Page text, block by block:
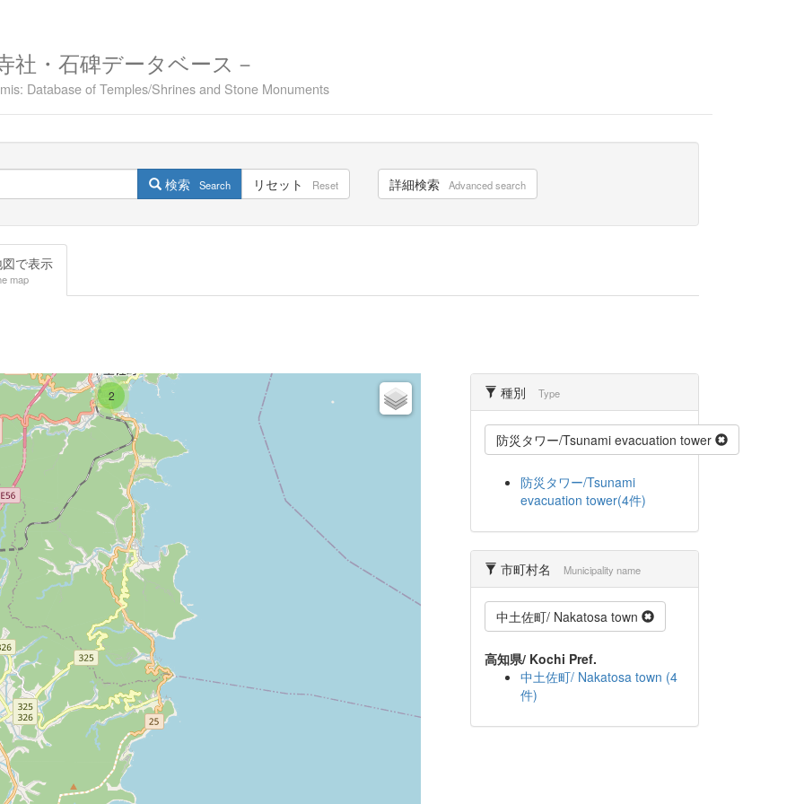
・石碑データベース－
Database of Temples/Shrines and Stone Monuments
検索 Search リセット Reset 詳細検索 Advanced search
で表示
map
2 種別 Type
防災タワー/Tsunami evacuation tower
防災タワー/Tsunami
evacuation tower(4件)
市町村名 Municipality name
中土佐町/ Nakatosa town
高知県/ Kochi Pref.
中土佐町/ Nakatosa town (4
件)